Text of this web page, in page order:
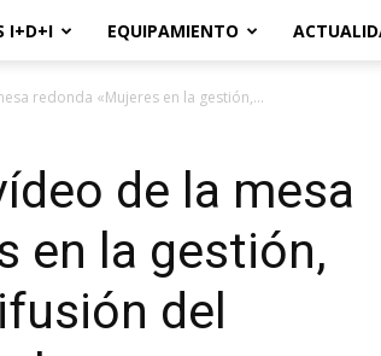
I+D+I EQUIPAMIENTO
redonda «Mujeres en la gestión,...
de la mesa
en la gestión,
del